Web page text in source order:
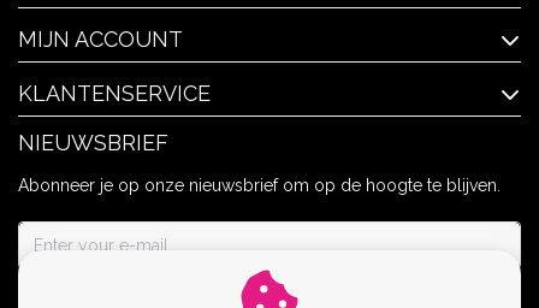
MIJN ACCOUNT
KLANTENSERVICE
NIEUWSBRIEF
Abonneer je op onze nieuwsbrief om op de hoogte te blijven.